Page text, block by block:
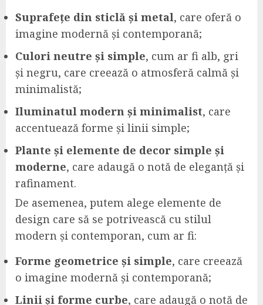
Suprafețe din sticlă și metal, care oferă o
imagine modernă și contemporană;
Culori neutre și simple, cum ar fi alb, gri
și negru, care creează o atmosferă calmă și
minimalistă;
Iluminatul modern și minimalist, care
accentuează forme și linii simple;
Plante și elemente de decor simple și
moderne, care adaugă o notă de eleganță și
rafinament.
De asemenea, putem alege elemente de
design care să se potrivească cu stilul
modern și contemporan, cum ar fi:
Forme geometrice și simple, care creează
o imagine modernă și contemporană;
Linii și forme curbe, care adaugă o notă de